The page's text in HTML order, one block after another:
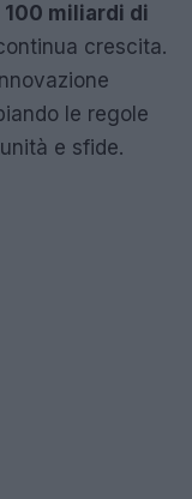
100 miliardi di
crescita.
le regole
e sfide.